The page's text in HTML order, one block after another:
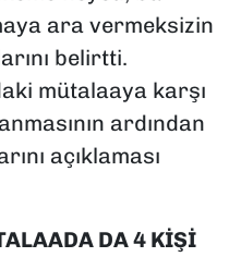
ara vermeksizin
belirtti.
mütalaaya karşı
ardından
açıklaması
DA 4 KİŞİ